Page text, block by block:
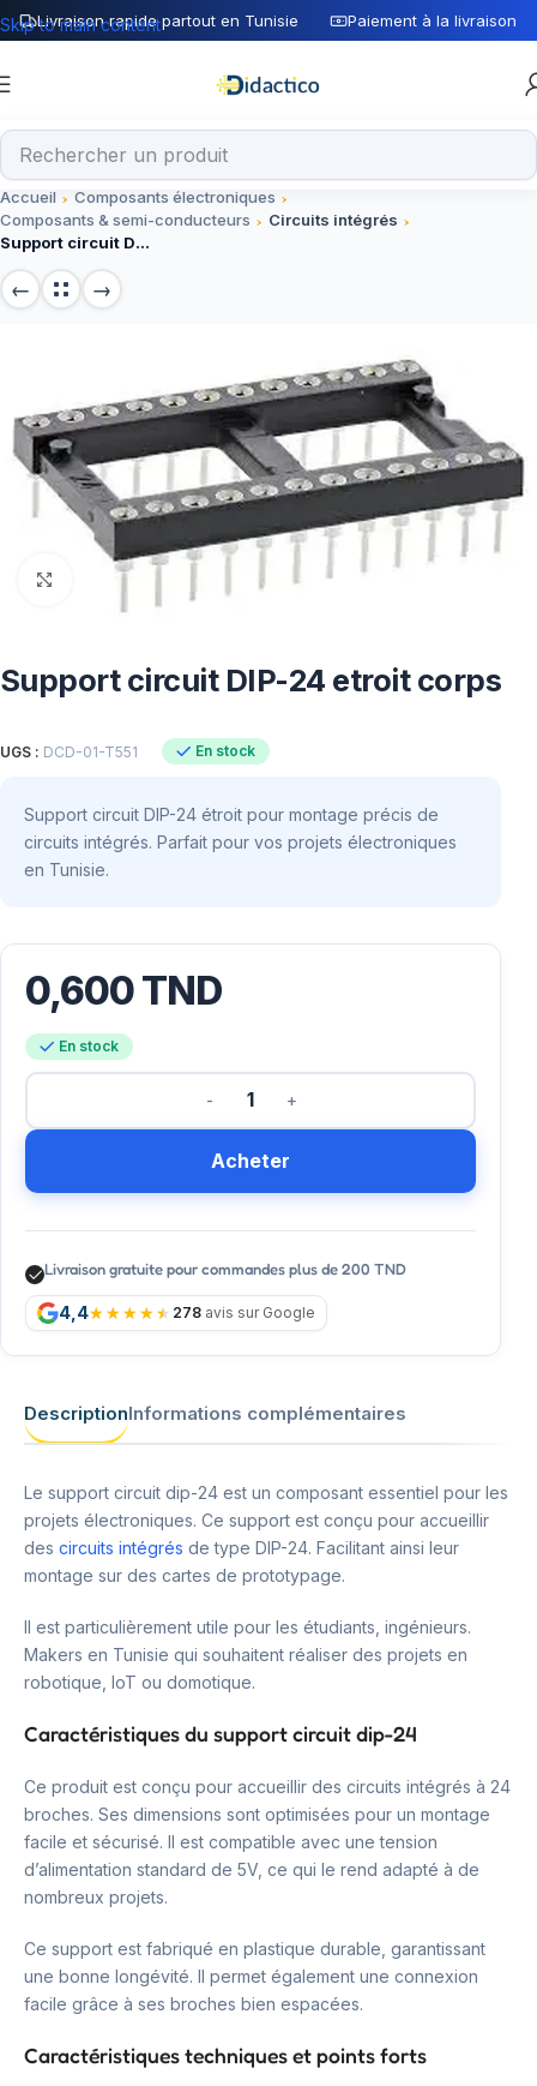
Livraison rapide partout en Tunisie Paiement à la livraison
Skip to main content
Accueil
Composants électroniques
Composants & semi-conducteurs
Circuits intégrés
Support circuit DIP-24 etroit corps
Click to enlarge
Support circuit DIP-24 etroit corps
UGS : DCD-01-T551 En stock
Support circuit DIP-24 étroit pour montage précis de
circuits intégrés. Parfait pour vos projets électroniques
en Tunisie.
0,600TND
En stock
Acheter
Livraison gratuite pour commandes plus de 200 TND
4,4 278 avis sur Google
DescriptionInformations complémentaires
Le support circuit dip-24 est un composant essentiel pour les
projets électroniques. Ce support est conçu pour accueillir
des circuits intégrés de type DIP-24. Facilitant ainsi leur
montage sur des cartes de prototypage.
Il est particulièrement utile pour les étudiants, ingénieurs.
Makers en Tunisie qui souhaitent réaliser des projets en
robotique, IoT ou domotique.
Caractéristiques du support circuit dip-24
Ce produit est conçu pour accueillir des circuits intégrés à 24
broches. Ses dimensions sont optimisées pour un montage
facile et sécurisé. Il est compatible avec une tension
d’alimentation standard de 5V, ce qui le rend adapté à de
nombreux projets.
Ce support est fabriqué en plastique durable, garantissant
une bonne longévité. Il permet également une connexion
facile grâce à ses broches bien espacées.
Caractéristiques techniques et points forts